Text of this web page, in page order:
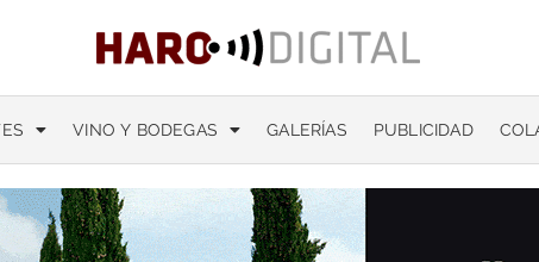
VINO Y BODEGAS GALERÍAS PUBLICIDAD